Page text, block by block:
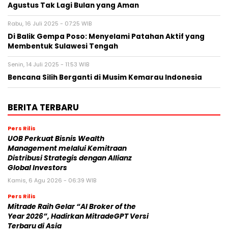
Agustus Tak Lagi Bulan yang Aman
Rabu, 16 Juli 2025 - 07:25 WIB
Di Balik Gempa Poso: Menyelami Patahan Aktif yang
Membentuk Sulawesi Tengah
Senin, 14 Juli 2025 - 11:53 WIB
Bencana Silih Berganti di Musim Kemarau Indonesia
BERITA TERBARU
Pers Rilis
UOB Perkuat Bisnis Wealth
Management melalui Kemitraan
Distribusi Strategis dengan Allianz
Global Investors
Kamis, 6 Agu 2026 - 06:39 WIB
Pers Rilis
Mitrade Raih Gelar “AI Broker of the
Year 2026”, Hadirkan MitradeGPT Versi
Terbaru di Asia